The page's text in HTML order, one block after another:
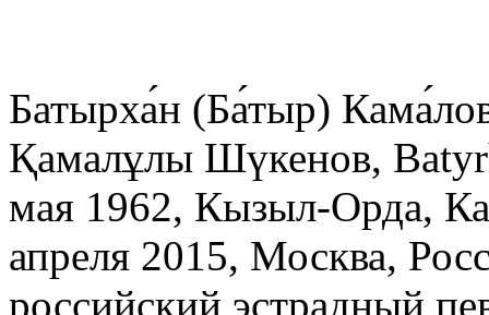
Батырха́н (Ба́тыр)
Қамалұлы Шүкенов,
мая 1962, Кызыл-Орда,
апреля 2015, Москва,
российский эстрадный